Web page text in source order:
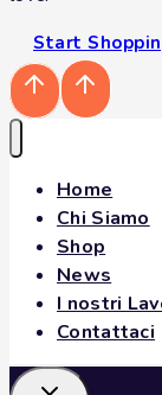
Start
Home
Chi Siamo
Shop
News
I nostri
Contattaci